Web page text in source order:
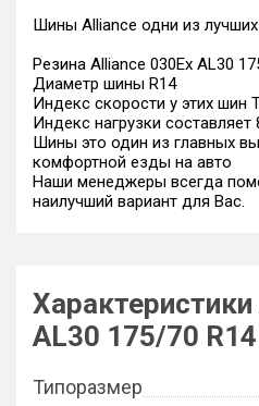
Шины Alliance одни из
Резина Alliance 030Ex AL30
Диаметр шины R14
Индекс скорости у этих шин
Индекс нагрузки составляет
Шины это один из главных
комфортной езды на авто
Наши менеджеры всегда
наилучший вариант для Вас.
AL30 175/70
Типоразмер